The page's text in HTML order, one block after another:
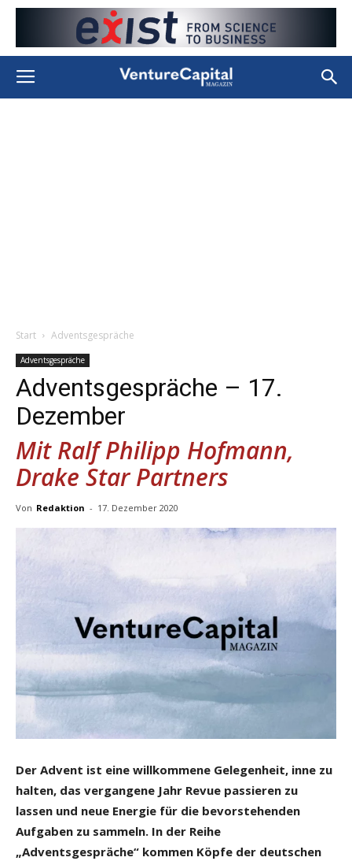
Start Adventsgespräche
Adventsgespräche
Adventsgespräche – 17.
Dezember
Mit Ralf Philipp Hofmann,
Drake Star Partners
Von Redaktion - 17. Dezember 2020
Der Advent ist eine willkommene Gelegenheit, inne zu
halten, das vergangene Jahr Revue passieren zu
lassen und neue Energie für die bevorstehenden
Aufgaben zu sammeln. In der Reihe
„Adventsgespräche“ kommen Köpfe der deutschen